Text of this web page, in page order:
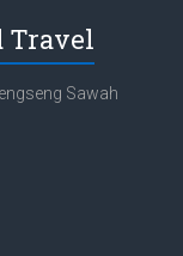
Travel
Sawah